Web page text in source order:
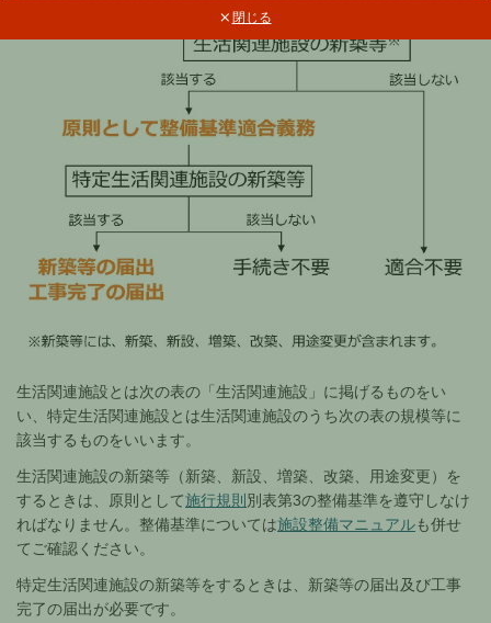
閉じる
生活関連施設とは次の表の「生活関連施設」に掲げるものをい
い、特定生活関連施設とは生活関連施設のうち次の表の規模等に
該当するものをいいます。
生活関連施設の新築等（新築、新設、増築、改築、用途変更）を
するときは、原則として施行規則 別表第3の整備基準を遵守しなけ
ればなりません。整備基準については施設整備マニュアルも併せ
てご確認ください。
特定生活関連施設の新築等をするときは、新築等の届出及び工事
完了の届出が必要です。